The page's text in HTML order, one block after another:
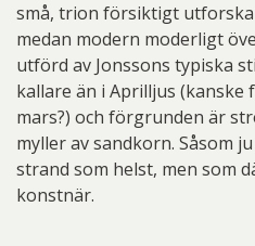
små, trion försiktigt
medan modern moderligt
utförd av Jonssons typiska
kallare än i Aprilljus (kanske
mars?) och förgrunden är
myller av sandkorn. Såsom
strand som helst, men som
konstnär.